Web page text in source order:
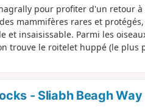
pour profiter d'un retour
mammifères rares et
et insaisissable. Parmi les
trouve le roitelet huppé (le plus
- Sliabh Beagh Way